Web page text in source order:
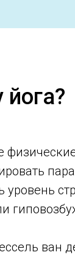
ван